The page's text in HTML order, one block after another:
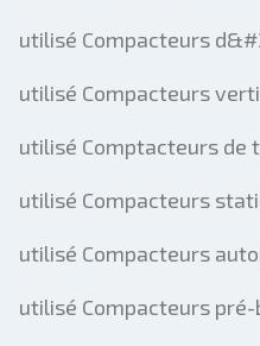
utilisé Compacteurs
utilisé Compacteurs
utilisé Comptacteurs de
utilisé Compacteurs
utilisé Compacteurs
utilisé Compacteurs